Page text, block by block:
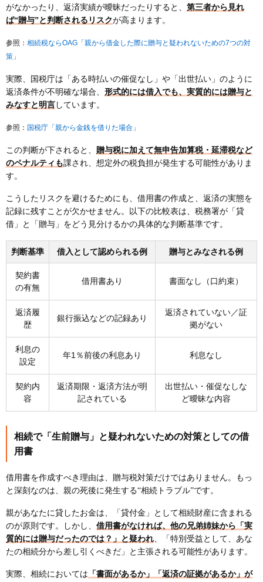
がなかったり、返済実績が曖昧だったりすると、 第三者から見れ
ば“贈与”と判断されるリスクが高まります。
参照： 相続税ならOAG「親から借金した際に贈与と疑われないための7つの対
策」
実際、国税庁は「ある時払いの催促なし」や「出世払い」のように
返済条件が不明確な場合、 形式的には借入でも、実質的には贈与と
みなすと明言 しています。
参照： 国税庁「親から金銭を借りた場合」
この判断が下されると、 贈与税に加えて無申告加算税・延滞税など
のペナルティも課され、想定外の税負担が発生する可能性がありま
す。
こうしたリスクを避けるためにも、借用書の作成と、返済の実態を
記録に残すことが欠かせません。以下の比較表は、税務署が「貸
借」と「贈与」をどう見分けるかの具体的な判断基準です。
判断基準 借入として認められる例 贈与とみなされる例
契約書
の有無
借用書あり 書面なし（口約束）
返済履
歴
銀行振込などの記録あり
返済されていない／証
拠がない
利息の
設定
年1％前後の利息あり 利息なし
契約内
容
返済期限・返済方法が明
記されている
出世払い・催促なしな
ど曖昧な内容
相続で「生前贈与」と疑われないための対策としての借
用書
借用書を作成すべき理由は、贈与税対策だけではありません。もっ
と深刻なのは、親の死後に発生する“相続トラブル”です。
親があなたに貸したお金は、「貸付金」として相続財産に含まれる
のが原則です。しかし、 借用書がなければ、他の兄弟姉妹から「実
質的には贈与だったのでは？」と疑われ、「特別受益として、あな
たの相続分から差し引くべきだ」と主張される可能性があります。
実際、相続においては 「書面があるか」「返済の証拠があるか」が